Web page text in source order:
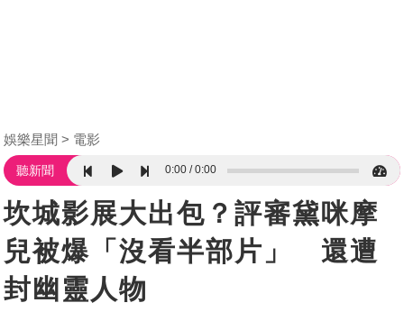
娛樂星聞 電影
聽新聞 0:00 0:00
坎城影展大出包？評審黛咪摩
兒被爆「沒看半部片」 還遭
封幽靈人物